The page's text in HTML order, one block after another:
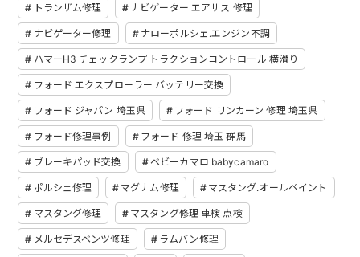
トランザム修理 ナビゲーター エアサス 修理
ナビゲーター修理 ナローポルシェ.エンジン不調
ハマーH3 チェックランプ トラクションコントロール 横滑り
フォード エクスプローラー バッテリー交換
フォード ジャパン 埼玉県 フォード リンカーン 修理 埼玉県
フォード修理事例 フォード 修理 埼玉 群馬
ブレーキパッド交換 ベビーカマロ babycamaro
ポルシェ修理 マグナム修理 マスタング.オールペイント
マスタング修理 マスタング修理 車検 点検
メルセデスベンツ修理 ラムバン修理